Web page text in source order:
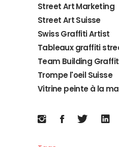
Street Art Marketing
Street Art Suisse
Swiss Graffiti Artist
Tableaux graffiti
Team Building
Trompe l'oeil Suisse
Vitrine peinte à la